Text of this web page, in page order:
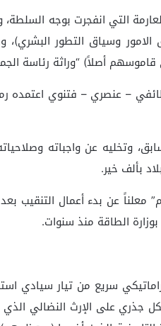
التي انفجرت بوجه
وسياق التطور البشري)،
أصلاً) “وراثة رئاسة
– عنصري – فتنوي اعتمده
وتخليه عن واجباته
بألف خير.
عن بدء أعمال التنقيب
الطاقة منذ سنوات.
سريع من تيار سيادي
جذري على الإرث النضالي الذي